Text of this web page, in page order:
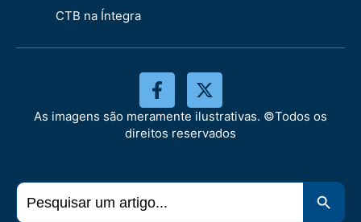
CTB na Íntegra
As imagens são meramente ilustrativas. ©Todos os
direitos reservados
Search
for:
Search